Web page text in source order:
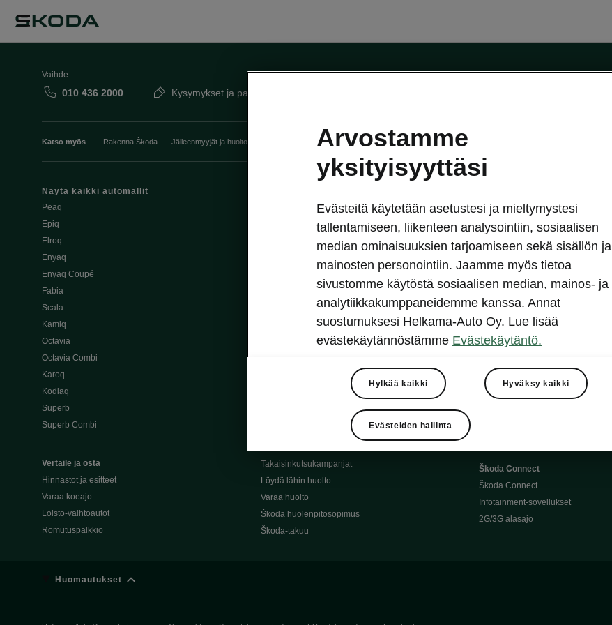
Vaihde
010 436 2000 Kysymykset ja palaute
Katso myös Rakenna Škoda Jälleenmyyjät ja huolto Heti vapaat Škoda-mallit Käyttöohjeet Škoda Shop
Näytä kaikki automallit
Peaq
Epiq
Elroq
Enyaq
Enyaq Coupé
Fabia
Scala
Kamiq
Octavia
Octavia Combi
Karoq
Kodiaq
Superb
Superb Combi
Vertaile ja osta
Hinnastot ja esitteet
Varaa koeajo
Loisto-vaihtoautot
Romutuspalkkio
Osta Škoda verkossa
Škoda Yksityisleasing
Škodan Vakuutus
Škoda 4×4 -mallit
Škoda-katumaasturimallit
Alkuperäiset Škoda-varaosat
Alkuperäiset Škoda-moottoriöljyt
Takaisinkutsukampanjat
Löydä lähin huolto
Varaa huolto
Škoda huolenpitosopimus
Škoda-takuu
Avustinjärjestelmät
Sähköautot ja hybridit
Sähköautot ja hybridit
Ladattavat hybridit
Vinkkejä sähköautoiluun
Ajoakku ja turvallisuus
Ohjelmiston päivitys
Kotilataus
Latauspisteet kartalla
Škoda Connect
Škoda Connect
Infotainment-sovellukset
2G/3G alasajo
Huomautukset
Arvostamme
yksityisyyttäsi
Evästeitä käytetään asetustesi ja mieltymystesi
tallentamiseen, liikenteen analysointiin, sosiaalisen
median ominaisuuksien tarjoamiseen sekä sisällön ja
mainosten personointiin. Jaamme myös tietoa
sivustomme käytöstä sosiaalisen median, mainos- ja
analytiikkakumppaneidemme kanssa. Annat
suostumuksesi Helkama-Auto Oy. Lue lisää
evästekäytännöstämme Evästekäytäntö.
Hylkää kaikki Hyväksy kaikki
Evästeiden hallinta